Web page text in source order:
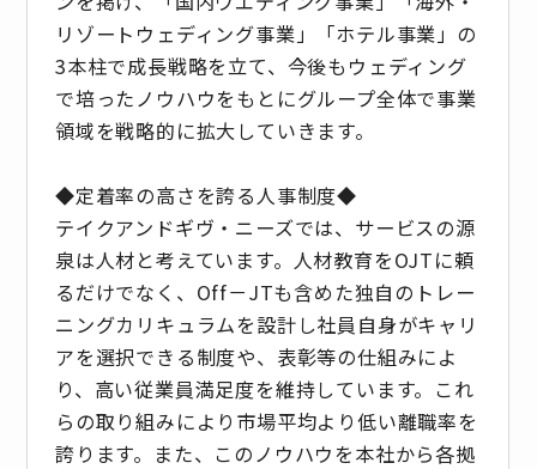
リゾートウェディング事業」「ホテル事業」の
3本柱で成長戦略を立て、今後もウェディング
で培ったノウハウをもとにグループ全体で事業
領域を戦略的に拡大していきます。
◆定着率の高さを誇る人事制度◆
テイクアンドギヴ・ニーズでは、サービスの源
泉は人材と考えています。人材教育をOJTに頼
るだけでなく、Off－JTも含めた独自のトレー
ニングカリキュラムを設計し社員自身がキャリ
アを選択できる制度や、表彰等の仕組みによ
り、高い従業員満足度を維持しています。これ
らの取り組みにより市場平均より低い離職率を
誇ります。また、このノウハウを本社から各拠